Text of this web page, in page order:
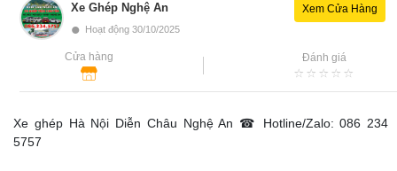
Xe Ghép Nghệ An Xem Cửa Hàng
• Hoạt động 30/10/2025
Cửa hàng Đánh giá
Xe ghép Hà Nội Diễn Châu Nghệ An ☎ Hotline/Zalo: 086 234
5757